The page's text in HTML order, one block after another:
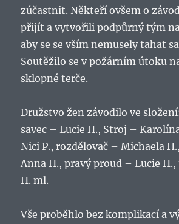
zúčastnit. Někteří ovšem o
přijít a vytvořili podpůrný tým
aby se se vším nemusely tahat
Soutěžilo se v požárním útoku
sklopné terče.
Družstvo žen závodilo ve
savec – Lucie H., Stroj –
Nici P., rozdělovač – Michaela
Anna H., pravý proud – Lucie
H. ml.
Vše proběhlo bez komplikací a